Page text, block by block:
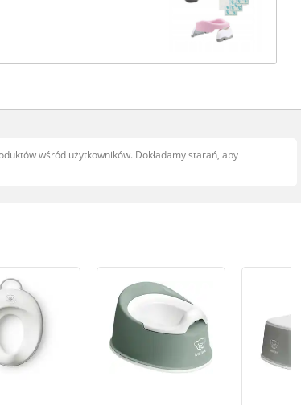
wśród użytkowników. Dokładamy starań, aby